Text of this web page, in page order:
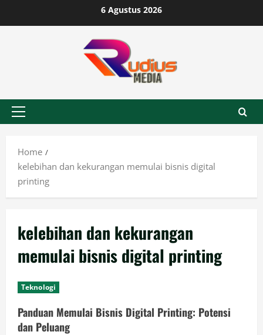
to
6 Agustus 2026
Primary
Home
kelebihan dan kekurangan memulai bisnis digital
printing
kelebihan dan kekurangan
memulai bisnis digital printing
Teknologi
Panduan Memulai Bisnis Digital Printing: Potensi
dan Peluang